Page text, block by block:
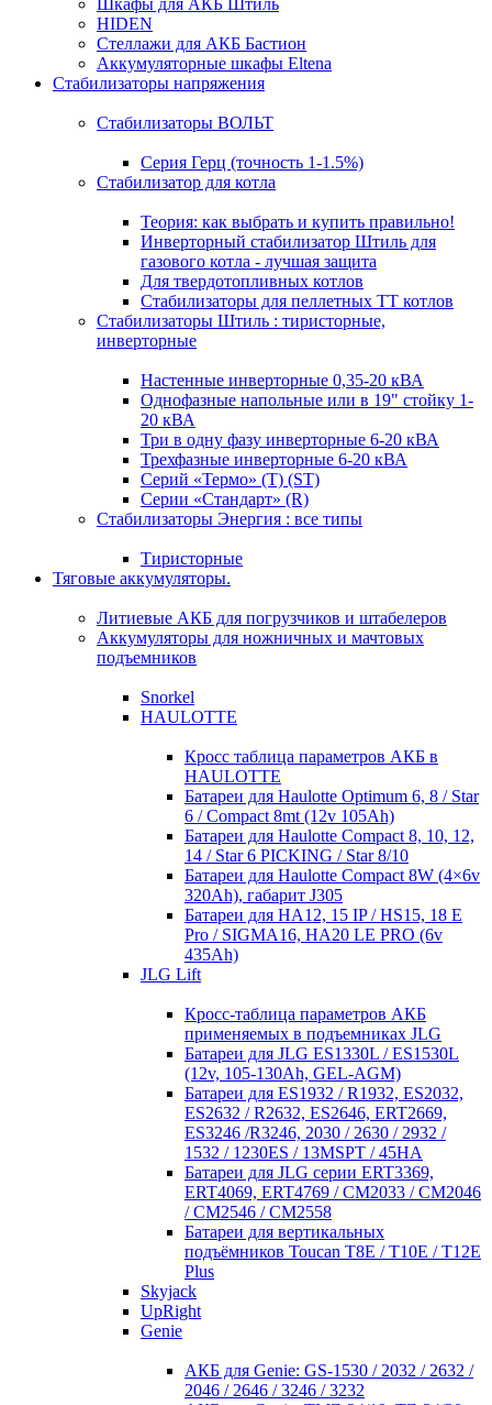
Шкафы для АКБ Штиль
HIDEN
Стеллажи для АКБ Бастион
Аккумуляторные шкафы Eltena
Стабилизаторы напряжения
Стабилизаторы ВОЛЬТ
Серия Герц (точность 1-1.5%)
Стабилизатор для котла
Теория: как выбрать и купить правильно!
Инверторный стабилизатор Штиль для
газового котла - лучшая защита
Для твердотопливных котлов
Стабилизаторы для пеллетных ТТ котлов
Стабилизаторы Штиль : тиристорные,
инверторные
Настенные инверторные 0,35-20 кВА
Однофазные напольные или в 19" стойку 1-
20 кВА
Три в одну фазу инверторные 6-20 кВА
Трехфазные инверторные 6-20 кВА
Серий «Термо» (T) (ST)
Серии «Стандарт» (R)
Стабилизаторы Энергия : все типы
Тиристорные
Тяговые аккумуляторы.
Литиевые АКБ для погрузчиков и штабелеров
Аккумуляторы для ножничных и мачтовых
подъемников
Snorkel
HAULOTTE
Кросc таблица параметров АКБ в
HAULOTTE
Батареи для Haulotte Optimum 6, 8 / Star
6 / Compact 8mt (12v 105Ah)
Батареи для Haulotte Compact 8, 10, 12,
14 / Star 6 PICKING / Star 8/10
Батареи для Haulotte Compact 8W (4×6v
320Ah), габарит J305
Батареи для HA12, 15 IP / HS15, 18 E
Pro / SIGMA16, HA20 LE PRO (6v
435Ah)
JLG Lift
Кросc-таблица параметров АКБ
применяемых в подъемниках JLG
Батареи для JLG ES1330L / ES1530L
(12v, 105-130Ah, GEL-AGM)
Батареи для ES1932 / R1932, ES2032,
ES2632 / R2632, ES2646, ERT2669,
ES3246 /R3246, 2030 / 2630 / 2932 /
1532 / 1230ES / 13MSPT / 45HA
Батареи для JLG серии ERT3369,
ERT4069, ERT4769 / CM2033 / CM2046
/ CM2546 / CM2558
Батареи для вертикальных
подъёмников Toucan T8E / T10E / T12E
Plus
Skyjack
UpRight
Genie
АКБ для Genie: GS-1530 / 2032 / 2632 /
2046 / 2646 / 3246 / 3232